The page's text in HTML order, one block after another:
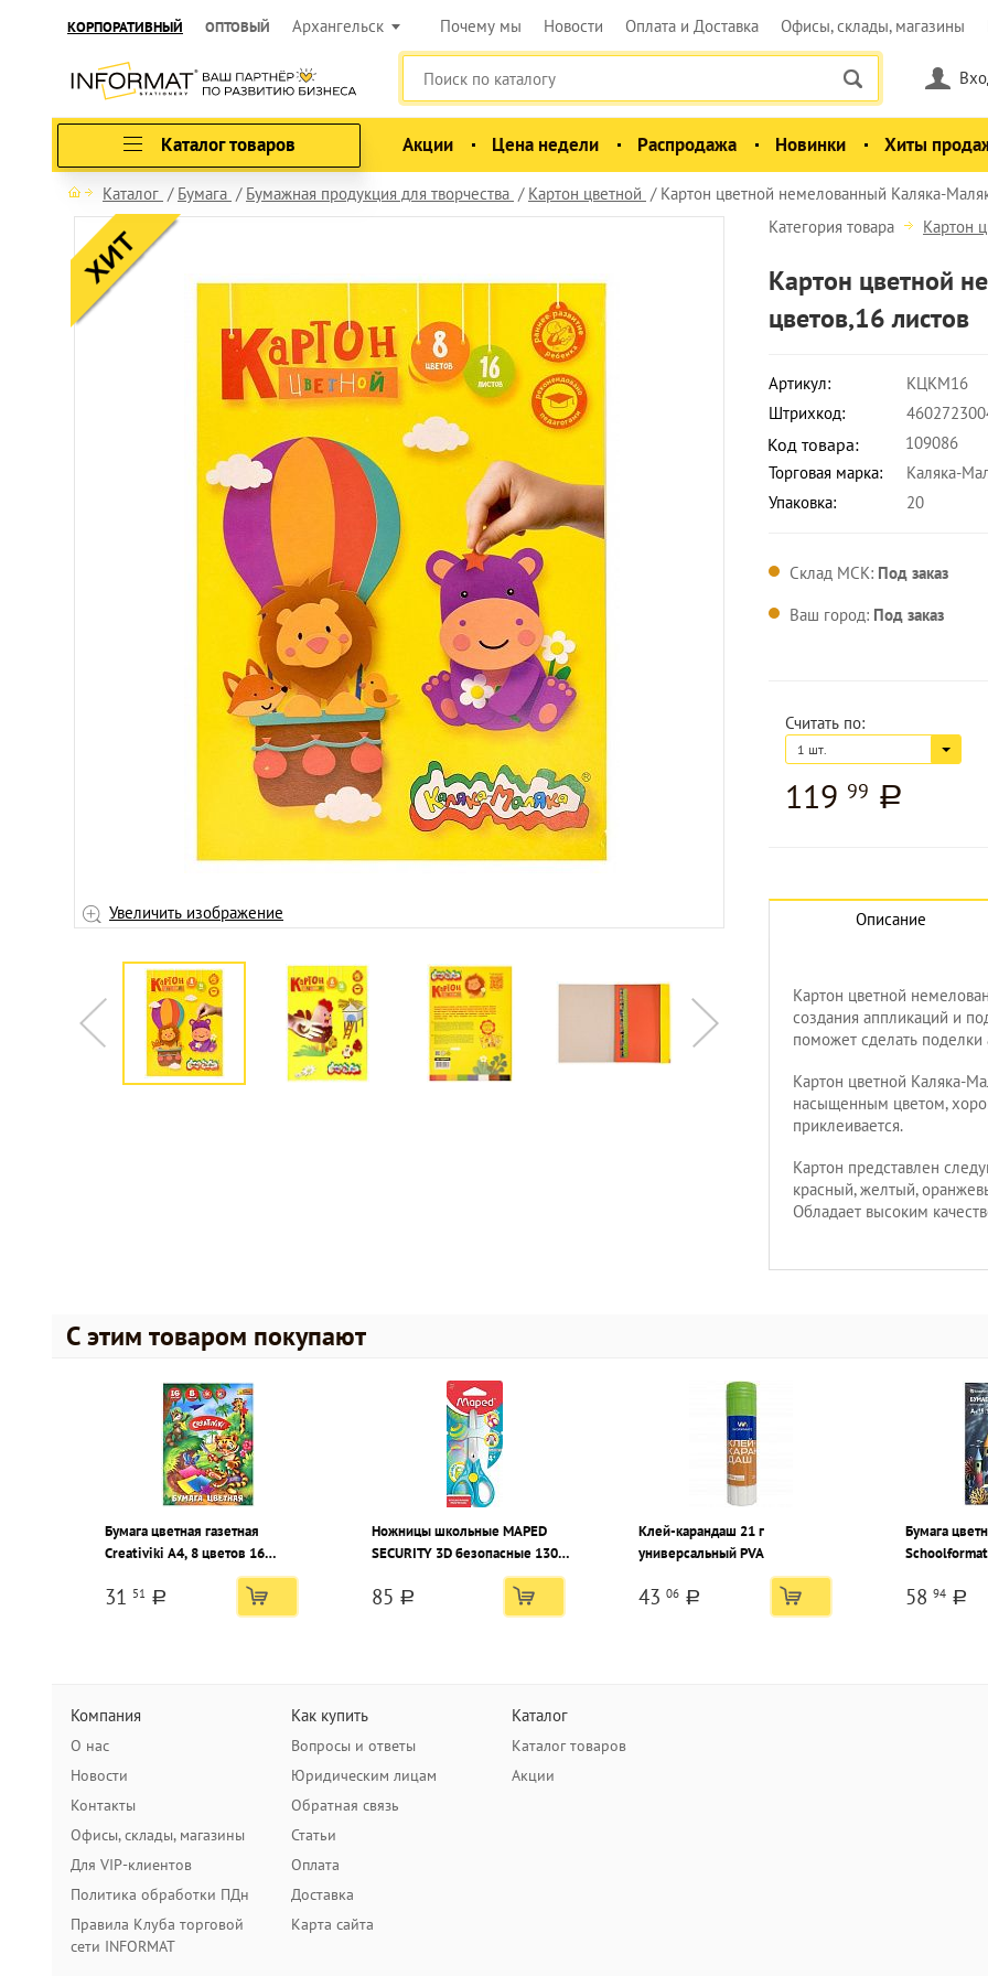
КОРПОРАТИВНЫЙ ОПТОВЫЙ Архангельск Почему мы Новости Оплата и Доставка Офисы, склады, магазины
Каталог товаров Акции Цена недели Распродажа Новинки Хиты
Каталог Бумага Бумажная продукция для творчества Картон цветной Картон цветной немелованный Каляка-
Увеличить изображение Увеличить изображение
Категория товара Картон
Картон цветной
цветов,16 листов
Артикул:
КЦКМ16
Штрихкод:
Код товара:
109086
Торговая марка:
Каляка-
Упаковка:
20
Склад МСК: Под заказ
Ваш город: Под заказ
Считать по:
1 шт.
119 99 a
Описание
Картон цветной
создания аппликаций и
поможет сделать
Картон цветной Каляка-
насыщенным цветом,
приклеивается.
Картон представлен
красный, желтый,
Обладает высоким
С этим товаром покупают
Бумага цветная газетная
Creativiki А4, 8 цветов 16
листов, 45 г/м2 на скрепке
31 51 a
Ножницы школьные MAPED
SECURITY 3D безопасные 130
мм, ручки пластиковые с
резиновыми вставками ассорти
85 a
Клей-карандаш 21 г
универсальный PVA
43 06 a
Бумага
16 цв. 60 г/
58 94 a
Компания
О нас
Новости
Контакты
Офисы, склады, магазины
Для VIP-клиентов
Политика обработки ПДн
Правила Клуба торговой
сети INFORMAT
Как купить
Вопросы и ответы
Юридическим лицам
Обратная связь
Статьи
Оплата
Доставка
Карта сайта
Каталог
Каталог товаров
Акции